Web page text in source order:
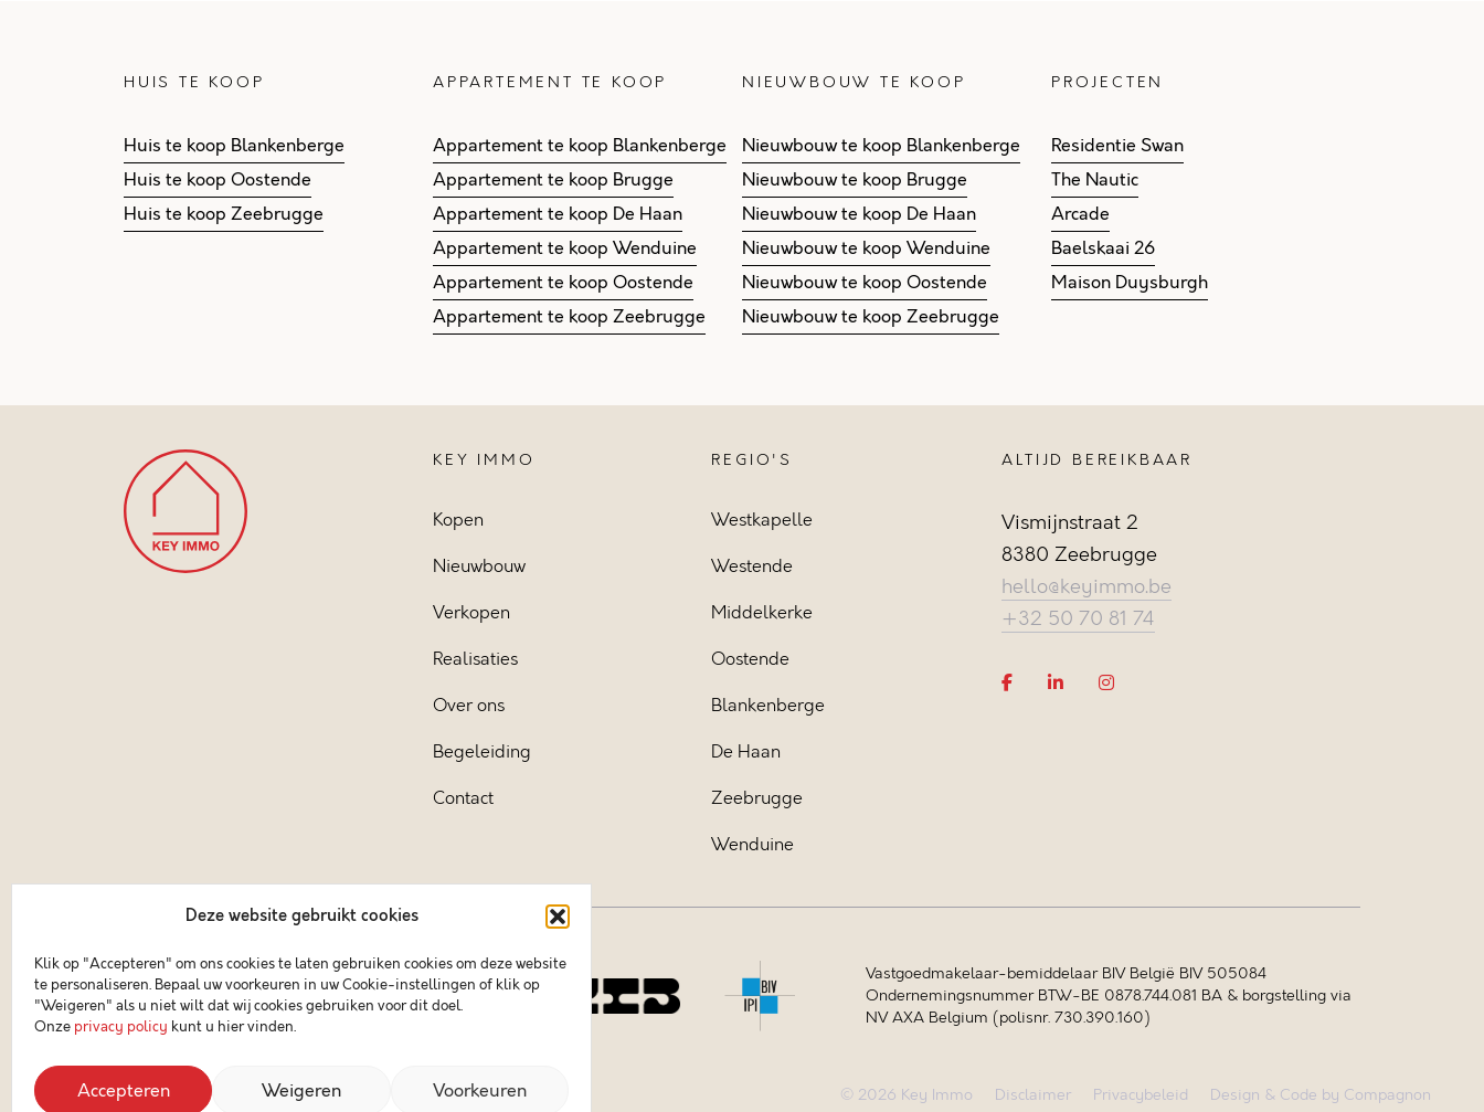
Deze website gebruikt cookies
Klik op "Accepteren" om ons cookies te laten gebruiken cookies om deze website
te personaliseren. Bepaal uw voorkeuren in uw Cookie-instellingen of klik op
"Weigeren" als u niet wilt dat wij cookies gebruiken voor dit doel.
Onze privacy policy kunt u hier vinden.
Accepteren Weigeren Voorkeuren
HUIS TE KOOP
Huis te koop Blankenberge
Huis te koop Oostende
Huis te koop Zeebrugge
APPARTEMENT TE KOOP
Appartement te koop Blankenberge
Appartement te koop Brugge
Appartement te koop De Haan
Appartement te koop Wenduine
Appartement te koop Oostende
Appartement te koop Zeebrugge
NIEUWBOUW TE KOOP
Nieuwbouw te koop Blankenberge
Nieuwbouw te koop Brugge
Nieuwbouw te koop De Haan
Nieuwbouw te koop Wenduine
Nieuwbouw te koop Oostende
Nieuwbouw te koop Zeebrugge
PROJECTEN
Residentie Swan
The Nautic
Arcade
Baelskaai 26
Maison Duysburgh
KEY IMMO
Kopen
Nieuwbouw
Verkopen
Realisaties
Over ons
Begeleiding
Contact
REGIO'S
Westkapelle
Westende
Middelkerke
Oostende
Blankenberge
De Haan
Zeebrugge
Wenduine
ALTIJD BEREIKBAAR
Vismijnstraat 2
8380 Zeebrugge
hello@keyimmo.be
+32 50 70 81 74
Vastgoedmakelaar-bemiddelaar BIV België BIV 505084
Ondernemingsnummer BTW-BE 0878.744.081 BA & borgstelling via
NV AXA Belgium (polisnr. 730.390.160)
© 2026 Key Immo Disclaimer Privacybeleid Design & Code by Compagnon